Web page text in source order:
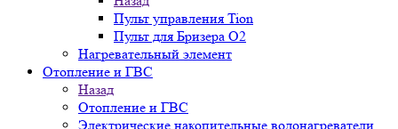
Пульт управления Tion
Пульт для Бризера O2
Нагревательный элемент
Отопление и ГВС
Назад
Отопление и ГВС
Электрические накопительные водонагреватели